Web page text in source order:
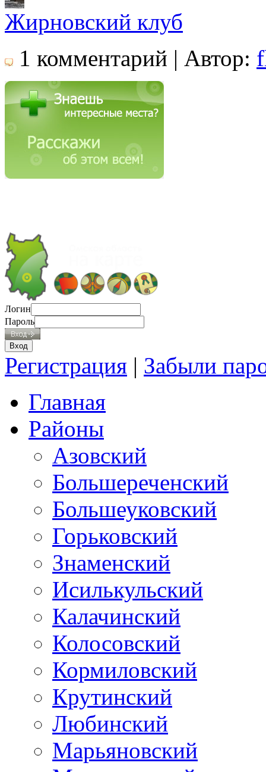
Жирновский клуб
1 комментарий | Автор:
Логин
Пароль
Регистрация | Забыли
Главная
Районы
Азовский
Большереченский
Большеуковский
Горьковский
Знаменский
Исилькульский
Калачинский
Колосовский
Кормиловский
Крутинский
Любинский
Марьяновский